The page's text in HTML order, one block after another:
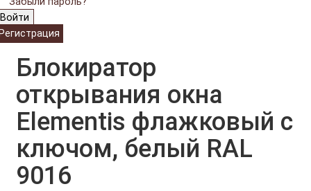
Войти
Блокиратор
открывания окна
Elementis флажковый с
ключом, белый RAL
9016